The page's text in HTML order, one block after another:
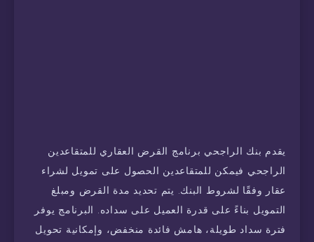
يقدم بنك الراجحي برنامج القرض العقاري للمتقاعدين
الراجحي فيمكن للمتقاعدين الحصول على تمويل لشراء
عقار وفقًا لشروط البنك. يتم تحديد مدة القرض ومبلغ
التمويل بناءً على قدرة العميل على سداده. البرنامج يوفر
فترة سداد طويلة، هامش فائدة منخفض، وإمكانية تحويل